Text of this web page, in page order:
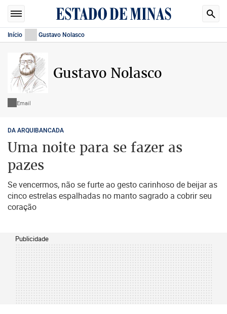
Início Gustavo Nolasco
Gustavo Nolasco
Email
DA ARQUIBANCADA
Uma noite para se fazer as
pazes
Se vencermos, não se furte ao gesto carinhoso de beijar as
cinco estrelas espalhadas no manto sagrado a cobrir seu
coração
Publicidade